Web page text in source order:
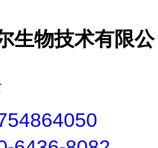
生物技术有限公